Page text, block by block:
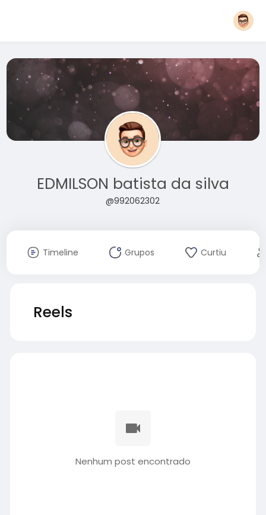
EDMILSON batista da silva
@992062302
Timeline Grupos Curtiu
Reels
Nenhum post encontrado